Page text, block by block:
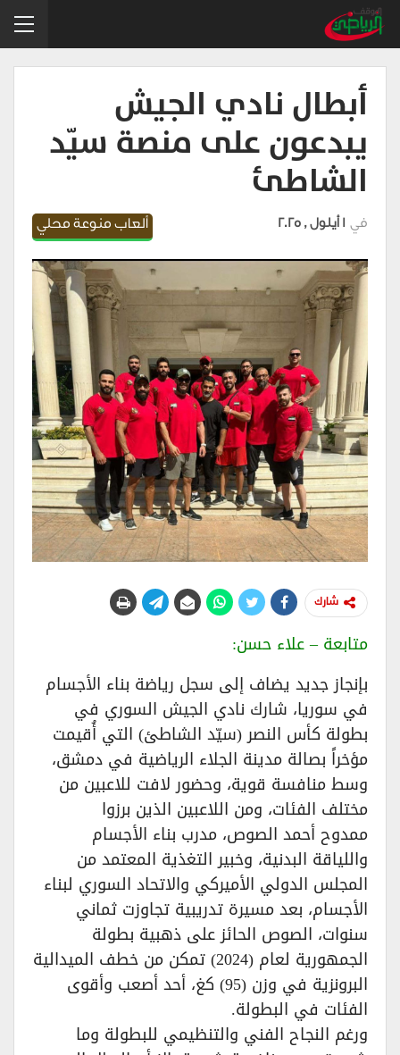
أبطال نادي الجيش
يبدعون على منصة سيّد
الشاطئ
ألعاب منوعة محلي في 1 أيلول , 2025
شارك
متابعة – علاء حسن:
بإنجاز جديد يضاف إلى سجل رياضة بناء الأجسام
في سوريا، شارك نادي الجيش السوري في
بطولة كأس النصر (سيّد الشاطئ) التي أُقيمت
مؤخراً بصالة مدينة الجلاء الرياضية في دمشق،
وسط منافسة قوية، وحضور لافت للاعبين من
مختلف الفئات، ومن اللاعبين الذين برزوا
ممدوح أحمد الصوص، مدرب بناء الأجسام
واللياقة البدنية، وخبير التغذية المعتمد من
المجلس الدولي الأميركي والاتحاد السوري لبناء
الأجسام، بعد مسيرة تدريبية تجاوزت ثماني
سنوات، الصوص الحائز على ذهبية بطولة
الجمهورية لعام (2024) تمكن من خطف الميدالية
البرونزية في وزن (95) كغ، أحد أصعب وأقوى
الفئات في البطولة.
ورغم النجاح الفني والتنظيمي للبطولة وما